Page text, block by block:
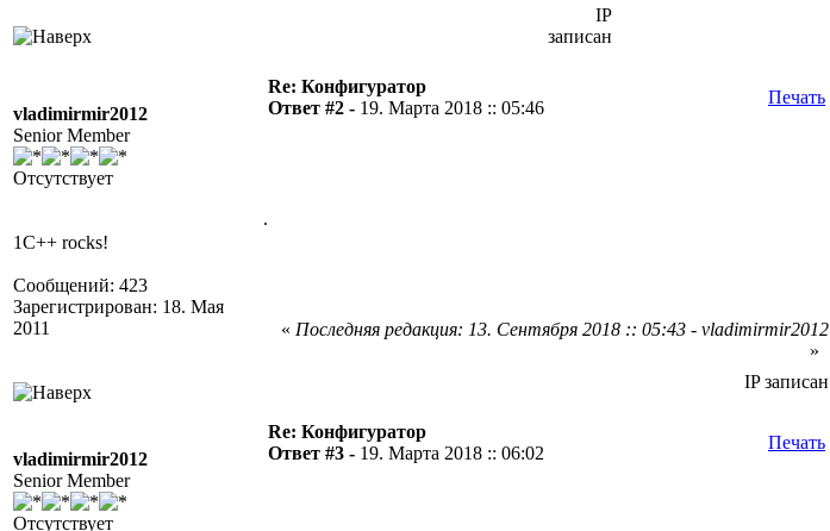
IP
записан
vladimirmir2012
Senior Member
Отсутствует
1C++ rocks!
Сообщений: 423
Зарегистрирован: 18. Мая
2011
Re: Конфигуратор
Ответ #2 - 19. Марта 2018 :: 05:46
Печать
.
« Последняя редакция: 13. Сентября 2018 :: 05:43 - vladimirmir2012
»
IP записан
vladimirmir2012
Senior Member
Отсутствует
Re: Конфигуратор
Ответ #3 - 19. Марта 2018 :: 06:02
Печать